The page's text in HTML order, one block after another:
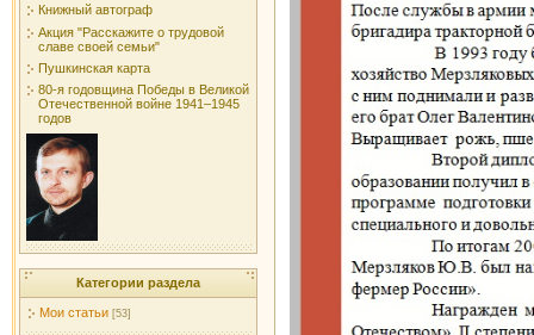
Книжный автограф
Акция "Расскажите о трудовой
славе своей семьи"
Пушкинская карта
80-я годовщина Победы в Великой
Отечественной войне 1941–1945
годов
Категории раздела
Мои статьи [53]